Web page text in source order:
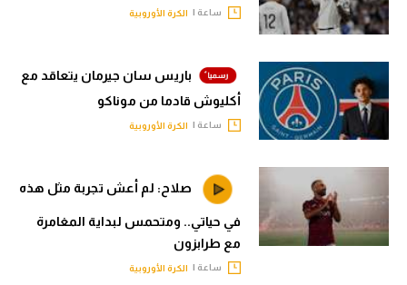
ساعة | الكرة الأوروبية
باريس سان جيرمان يتعاقد مع
أكليوش قادما من موناكو
ساعة | الكرة الأوروبية
صلاح: لم أعش تجربة مثل هذه
في حياتي.. ومتحمس لبداية المغامرة
مع طرابزون
ساعة | الكرة الأوروبية